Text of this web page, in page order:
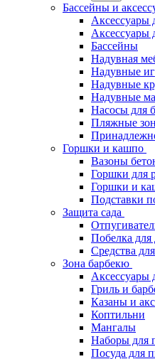
Бассейны и
Аксессуары
Аксессуары
Бассейны
Надувная
Надувные
Надувные
Надувные
Насосы для
Пляжные
Горшки и кашпо
Вазоны
Горшки для
Горшки и
Подставки
Защита сада
Побелка для
Средства
Зона барбекю
Аксессуары
Гриль и
Казаны и
Коптильни
Мангалы
Наборы для
Посуда для